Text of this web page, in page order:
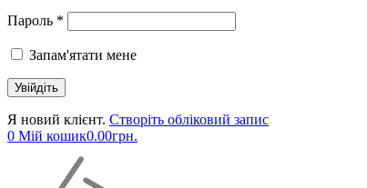
Пароль *
Запам'ятати мене
Я новий клієнт. Створіть обліковий запис
0 Мій кошик0.00грн.